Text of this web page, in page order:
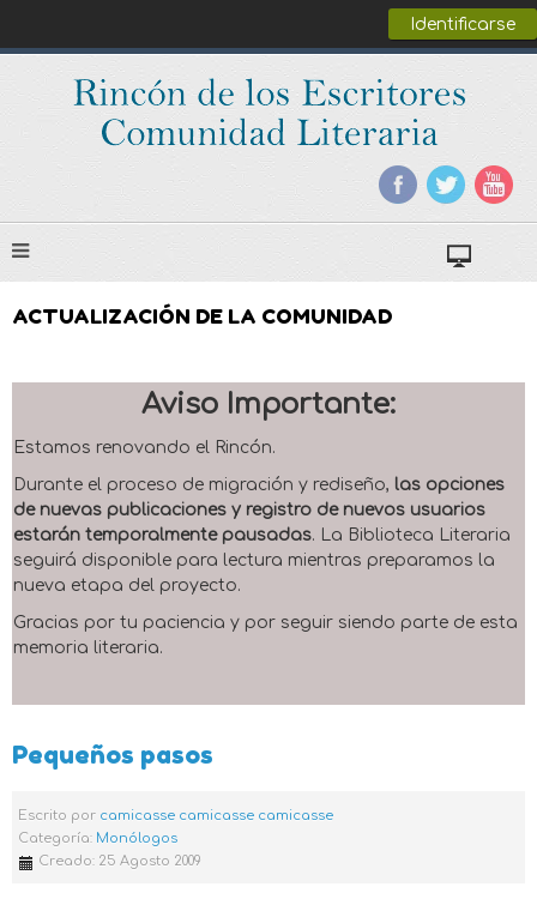
Identificarse
ACTUALIZACIÓN DE LA COMUNIDAD
Aviso Importante:
Estamos renovando el Rincón.
Durante el proceso de migración y rediseño, las opciones
de nuevas publicaciones y registro de nuevos usuarios
estarán temporalmente pausadas. La Biblioteca Literaria
seguirá disponible para lectura mientras preparamos la
nueva etapa del proyecto.
Gracias por tu paciencia y por seguir siendo parte de esta
memoria literaria.
Pequeños pasos
Escrito por camicasse camicasse camicasse
Categoría: Monólogos
Creado: 25 Agosto 2009